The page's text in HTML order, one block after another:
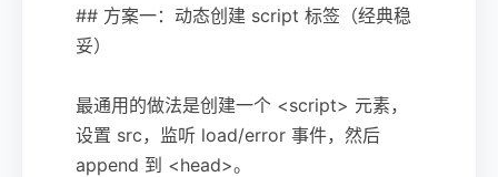
## 方案一：动态创建 script 标签（经典稳
妥）
最通用的做法是创建一个 <script> 元素，
设置 src，监听 load/error 事件，然后
append 到 <head>。